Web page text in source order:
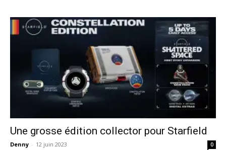
Une grosse édition collector pour Starfield
Denny - 12 juin 2023 0